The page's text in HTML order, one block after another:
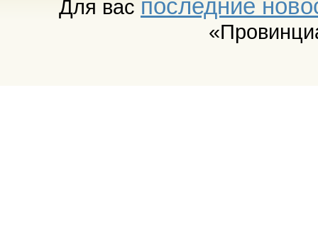
Для вас последние